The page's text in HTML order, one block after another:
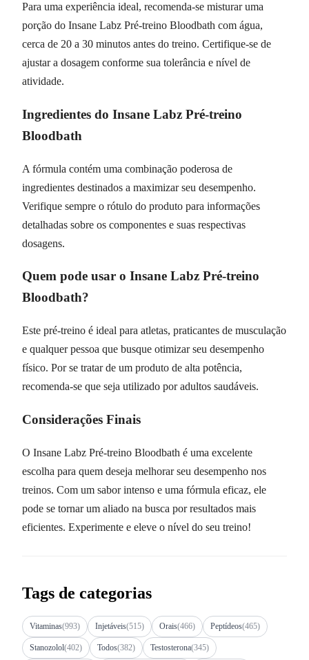
Para uma experiência ideal, recomenda-se misturar uma
porção do Insane Labz Pré-treino Bloodbath com água,
cerca de 20 a 30 minutos antes do treino. Certifique-se de
ajustar a dosagem conforme sua tolerância e nível de
atividade.
Ingredientes do Insane Labz Pré-treino
Bloodbath
A fórmula contém uma combinação poderosa de
ingredientes destinados a maximizar seu desempenho.
Verifique sempre o rótulo do produto para informações
detalhadas sobre os componentes e suas respectivas
dosagens.
Quem pode usar o Insane Labz Pré-treino
Bloodbath?
Este pré-treino é ideal para atletas, praticantes de musculação
e qualquer pessoa que busque otimizar seu desempenho
físico. Por se tratar de um produto de alta potência,
recomenda-se que seja utilizado por adultos saudáveis.
Considerações Finais
O Insane Labz Pré-treino Bloodbath é uma excelente
escolha para quem deseja melhorar seu desempenho nos
treinos. Com um sabor intenso e uma fórmula eficaz, ele
pode se tornar um aliado na busca por resultados mais
eficientes. Experimente e eleve o nível do seu treino!
Tags de categorias
Vitaminas(993) Injetáveis(515) Orais(466) Peptídeos(465)
Stanozolol(402) Todos(382) Testosterona(345)